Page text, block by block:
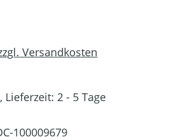
Versandkosten
2 - 5 Tage
100009679